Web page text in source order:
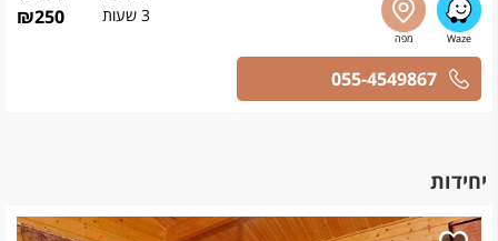
3 שעות ₪250
055-4549867
יחידות